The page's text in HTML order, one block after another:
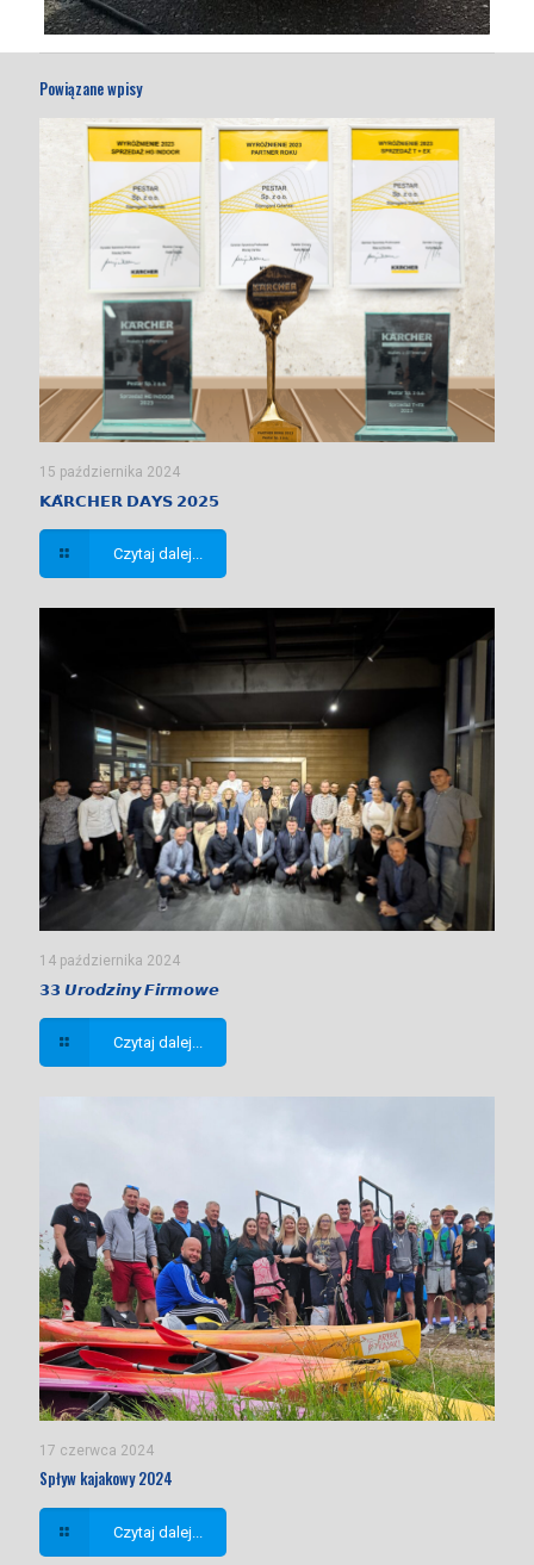
Powiązane wpisy
15 października 2024
𝗞𝗔̈𝗥𝗖𝗛𝗘𝗥 𝗗𝗔𝗬𝗦 𝟮𝟬𝟮𝟱
Czytaj dalej...
14 października 2024
𝟯𝟯 𝙐𝙧𝙤𝙙𝙯𝙞𝙣𝙮 𝙁𝙞𝙧𝙢𝙤𝙬𝙚
Czytaj dalej...
17 czerwca 2024
Spływ kajakowy 2024
Czytaj dalej...